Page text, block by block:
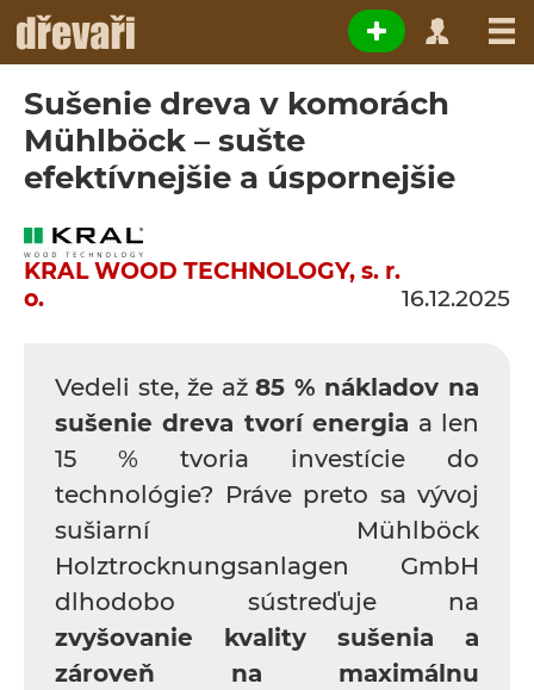
Sušenie dreva v komorách
Mühlböck – sušte
efektívnejšie a úspornejšie
KRAL WOOD TECHNOLOGY, s. r.
o.
16.12.2025
Vedeli ste, že až85 % nákladov na
sušenie dreva tvorí energia a len
15 % tvoria investície do
technológie? Práve preto sa vývoj
sušiarní Mühlböck
Holztrocknungsanlagen GmbH
dlhodobo sústreďuje na
zvyšovanie kvality sušenia a
zároveň na maximálnu